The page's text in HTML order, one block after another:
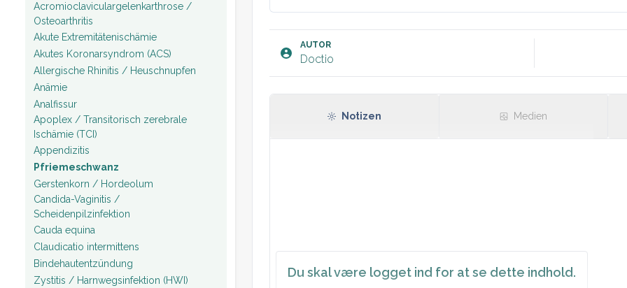
Acromioclaviculargelenkarthrose /
Osteoarthritis
Akute Extremitätenischämie
Akutes Koronarsyndrom (ACS)
Allergische Rhinitis / Heuschnupfen
Anämie
Analfissur
Apoplex / Transitorisch zerebrale
Ischämie (TCI)
Appendizitis
Pfriemeschwanz
Gerstenkorn / Hordeolum
Candida-Vaginitis /
Scheidenpilzinfektion
Cauda equina
Claudicatio intermittens
Bindehautentzündung
Zystitis / Harnwegsinfektion (HWI)
Du skal være logget ind for at se dette indhold.
AUTOR
Doctio
Notizen Medien